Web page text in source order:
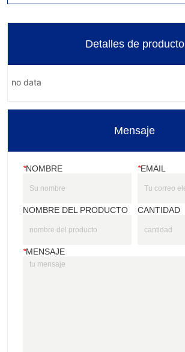
Detalles de producto
no data
Mensaje
*NOMBRE *EMAIL
NOMBRE DEL PRODUCTO CANTIDAD
*MENSAJE